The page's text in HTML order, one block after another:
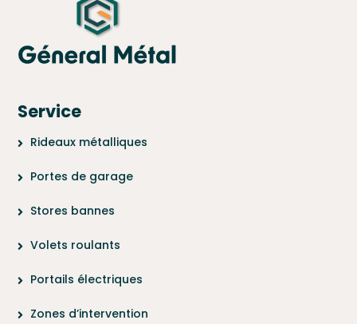
Service
Rideaux métalliques
Portes de garage
Stores bannes
Volets roulants
Portails électriques
Zones d’intervention